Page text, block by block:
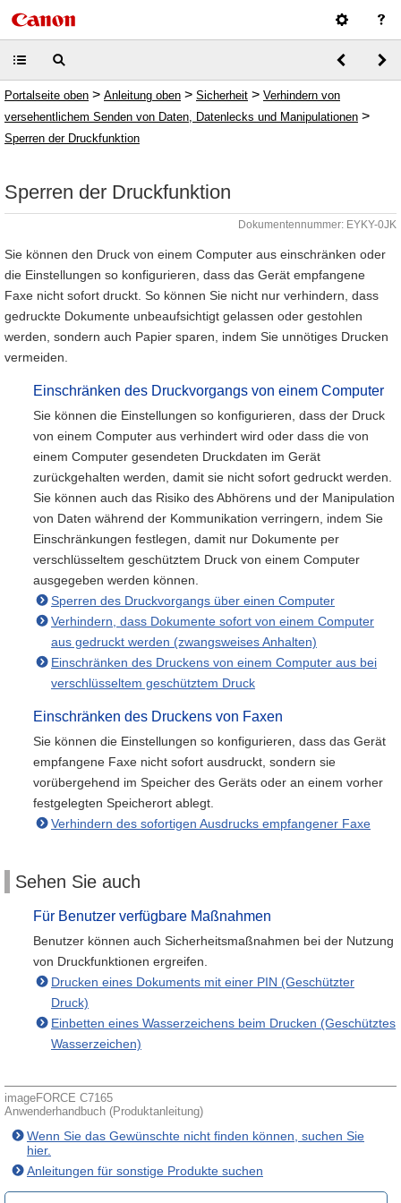
Portalseite oben > Anleitung oben > Sicherheit > Verhindern von
versehentlichem Senden von Daten, Datenlecks und Manipulationen >
Sperren der Druckfunktion
Sperren der Druckfunktion
Dokumentennummer: EYKY-0JK
Sie können den Druck von einem Computer aus einschränken oder
die Einstellungen so konfigurieren, dass das Gerät empfangene
Faxe nicht sofort druckt. So können Sie nicht nur verhindern, dass
gedruckte Dokumente unbeaufsichtigt gelassen oder gestohlen
werden, sondern auch Papier sparen, indem Sie unnötiges Drucken
vermeiden.
Einschränken des Druckvorgangs von einem Computer
Sie können die Einstellungen so konfigurieren, dass der Druck
von einem Computer aus verhindert wird oder dass die von
einem Computer gesendeten Druckdaten im Gerät
zurückgehalten werden, damit sie nicht sofort gedruckt werden.
Sie können auch das Risiko des Abhörens und der Manipulation
von Daten während der Kommunikation verringern, indem Sie
Einschränkungen festlegen, damit nur Dokumente per
verschlüsseltem geschütztem Druck von einem Computer
ausgegeben werden können.
Sperren des Druckvorgangs über einen Computer
Verhindern, dass Dokumente sofort von einem Computer
aus gedruckt werden (zwangsweises Anhalten)
Einschränken des Druckens von einem Computer aus bei
verschlüsseltem geschütztem Druck
Einschränken des Druckens von Faxen
Sie können die Einstellungen so konfigurieren, dass das Gerät
empfangene Faxe nicht sofort ausdruckt, sondern sie
vorübergehend im Speicher des Geräts oder an einem vorher
festgelegten Speicherort ablegt.
Verhindern des sofortigen Ausdrucks empfangener Faxe
Sehen Sie auch
Für Benutzer verfügbare Maßnahmen
Benutzer können auch Sicherheitsmaßnahmen bei der Nutzung
von Druckfunktionen ergreifen.
Drucken eines Dokuments mit einer PIN (Geschützter
Druck)
Einbetten eines Wasserzeichens beim Drucken (Geschütztes
Wasserzeichen)
imageFORCE C7165
Anwenderhandbuch (Produktanleitung)
Wenn Sie das Gewünschte nicht finden können, suchen Sie
hier.
Anleitungen für sonstige Produkte suchen